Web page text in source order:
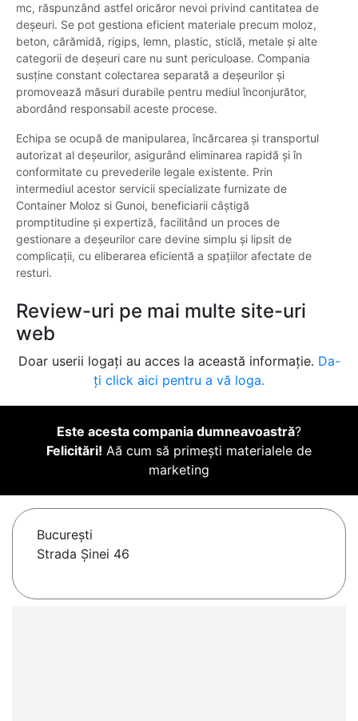
mc, răspunzând astfel oricăror nevoi privind cantitatea de
deșeuri. Se pot gestiona eficient materiale precum moloz,
beton, cărămidă, rigips, lemn, plastic, sticlă, metale și alte
categorii de deșeuri care nu sunt periculoase. Compania
susține constant colectarea separată a deșeurilor și
promovează măsuri durabile pentru mediul înconjurător,
abordând responsabil aceste procese.
Echipa se ocupă de manipularea, încărcarea și transportul
autorizat al deșeurilor, asigurând eliminarea rapidă și în
conformitate cu prevederile legale existente. Prin
intermediul acestor servicii specializate furnizate de
Container Moloz si Gunoi, beneficiarii câștigă
promptitudine și expertiză, facilitând un proces de
gestionare a deșeurilor care devine simplu și lipsit de
complicații, cu eliberarea eficientă a spațiilor afectate de
resturi.
Review-uri pe mai multe site-uri
web
Doar userii logați au acces la această informație. Da-
ți click aici pentru a vă loga.
Este acesta compania dumneavoastră?
Felicitări! Aă cum să primești materialele de
marketing
Bucureşti
Strada Șinei 46